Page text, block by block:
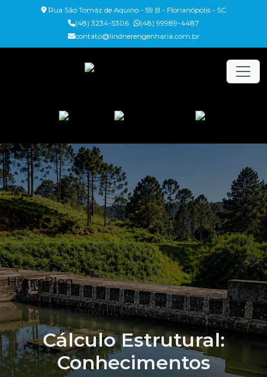
Rua São Tomáz de Aquino - 59 B - Florianópolis - SC
(48) 3234-5306
(48) 99989-4487
contato@lindnerengenharia.com.br
HomeBlog
Cálculo Estrutural: Conhecimentos Essenciais para
Garantir Construções Seguras e Eficientes
Cálculo Estrutural:
Conhecimentos